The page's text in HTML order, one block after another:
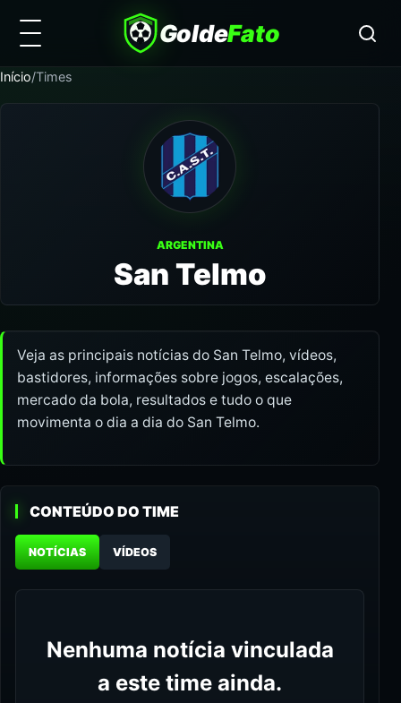
GoldeFato
Início/Times
ARGENTINA
San Telmo
Veja as principais notícias do San Telmo, vídeos,
bastidores, informações sobre jogos, escalações,
mercado da bola, resultados e tudo o que
movimenta o dia a dia do San Telmo.
CONTEÚDO DO TIME
NOTÍCIAS VÍDEOS
Nenhuma notícia vinculada
a este time ainda.